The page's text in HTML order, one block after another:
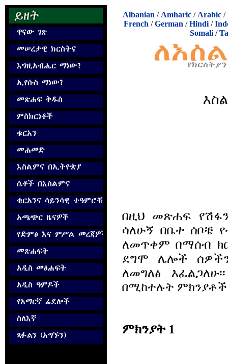
Albanian / Amharic / Arabic /
French /German /Hindi /
Somali/
በዚህ መጽሐፍ
ሳለሁኝ በቤተ ሰቦቼ
ለመጥቀም በማሰብ
ደግሞ ሌሎች
ለመግለፅ
በሚከተሉት ምክንያቶች
ምክንያት 1